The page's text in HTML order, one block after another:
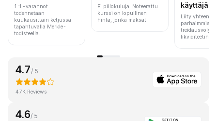
1:1-varannot
todennetaan
kuukausittain ketjussa
tapahtuvalla Merkle-
todisteella.
Ei piilokuluja. Noteerattu
kurssi on lopullinen
hinta, jonka maksat.
käyttäjää
Liity yhteen
parhaimmista
likviditeetin
4.7 / 5
47K Reviews
4.6/ 5